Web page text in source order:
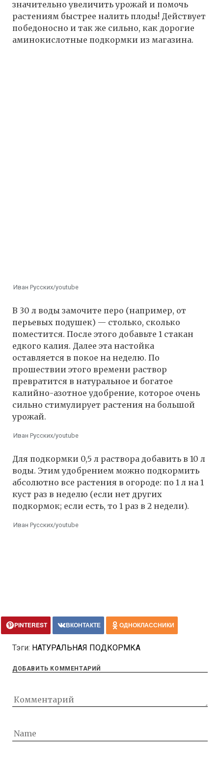
значительно увеличить урожай и помочь
растениям быстрее налить плоды! Действует
победоносно и так же сильно, как дорогие
аминокислотные подкормки из магазина.
Иван Русских/youtube
В 30 л воды замочите перо (например, от
перьевых подушек) — столько, сколько
поместится. После этого добавьте 1 стакан
едкого калия. Далее эта настойка
оставляется в покое на неделю. По
прошествии этого времени раствор
превратится в натуральное и богатое
калийно-азотное удобрение, которое очень
сильно стимулирует растения на большой
урожай.
Иван Русских/youtube
Для подкормки 0,5 л раствора добавить в 10 л
воды. Этим удобрением можно подкормить
абсолютно все растения в огороде: по 1 л на 1
куст раз в неделю (если нет других
подкормок; если есть, то 1 раз в 2 недели).
Иван Русских/youtube
PINTEREST ВКОНТАКТЕ ОДНОКЛАССНИКИ
Тэги: НАТУРАЛЬНАЯ ПОДКОРМКА
ДОБАВИТЬ КОММЕНТАРИЙ